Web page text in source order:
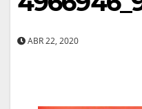
ABR 22, 2020